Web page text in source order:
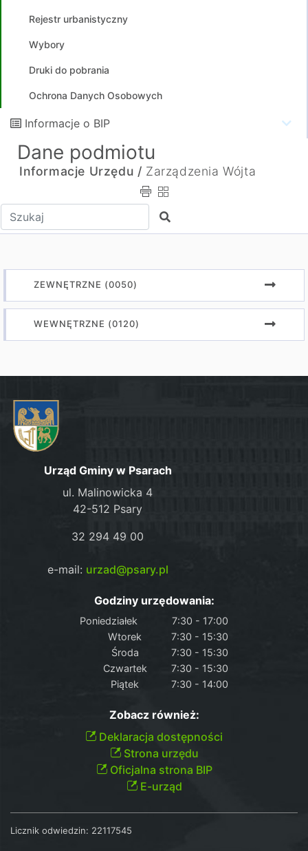
Rejestr urbanistyczny
Wybory
Druki do pobrania
Ochrona Danych Osobowych
Informacje o BIP
Dane podmiotu
Informacje Urzędu / Zarządzenia Wójta
Wpisz tekst do wyszukania Szukaj
ZEWNĘTRZNE (0050)
WEWNĘTRZNE (0120)
Urząd Gminy w Psarach
ul. Malinowicka 4
42-512 Psary
32 294 49 00
e-mail: urzad@psary.pl
Godziny urzędowania:
Poniedziałek
7:30 - 17:00
Wtorek
7:30 - 15:30
Środa
7:30 - 15:30
Czwartek
7:30 - 15:30
Piątek
7:30 - 14:00
Zobacz również:
Deklaracja dostępności
Strona urzędu
Oficjalna strona BIP
E-urząd
Licznik odwiedzin: 22117545